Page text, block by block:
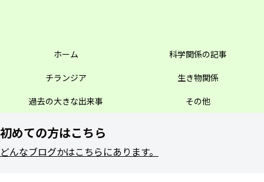
ホーム
科学関係の記事
チランジア
生き物関係
過去の大きな出来事
その他
初めての方はこちら
どんなブログかはこちらにあります。